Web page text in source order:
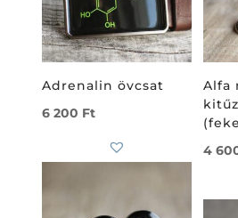
Adrenalin övcsat
6 200 Ft
Alfa
4